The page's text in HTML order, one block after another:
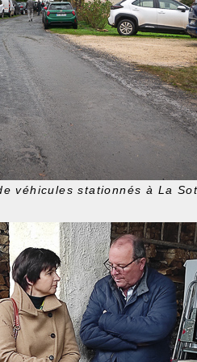
véhicules stationnés à La